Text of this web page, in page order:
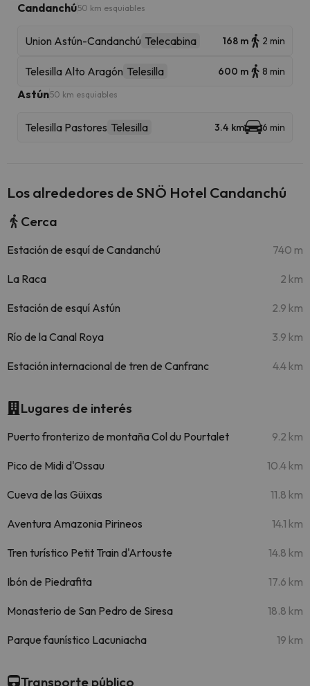
Candanchú50 km esquiables
Union Astún-Candanchú Telecabina 168 m 2 min
Telesilla Alto Aragón Telesilla 600 m 8 min
Astún50 km esquiables
Telesilla Pastores Telesilla 3.4 km 6 min
Los alrededores de SNÖ Hotel Candanchú
Cerca
Estación de esquí de Candanchú 740 m
La Raca 2 km
Estación de esquí Astún 2.9 km
Río de la Canal Roya 3.9 km
Estación internacional de tren de Canfranc 4.4 km
Lugares de interés
Puerto fronterizo de montaña Col du Pourtalet 9.2 km
Pico de Midi d'Ossau 10.4 km
Cueva de las Güixas 11.8 km
Aventura Amazonia Pirineos 14.1 km
Tren turístico Petit Train d'Artouste 14.8 km
Ibón de Piedrafita 17.6 km
Monasterio de San Pedro de Siresa 18.8 km
Parque faunístico Lacuniacha 19 km
Transporte público